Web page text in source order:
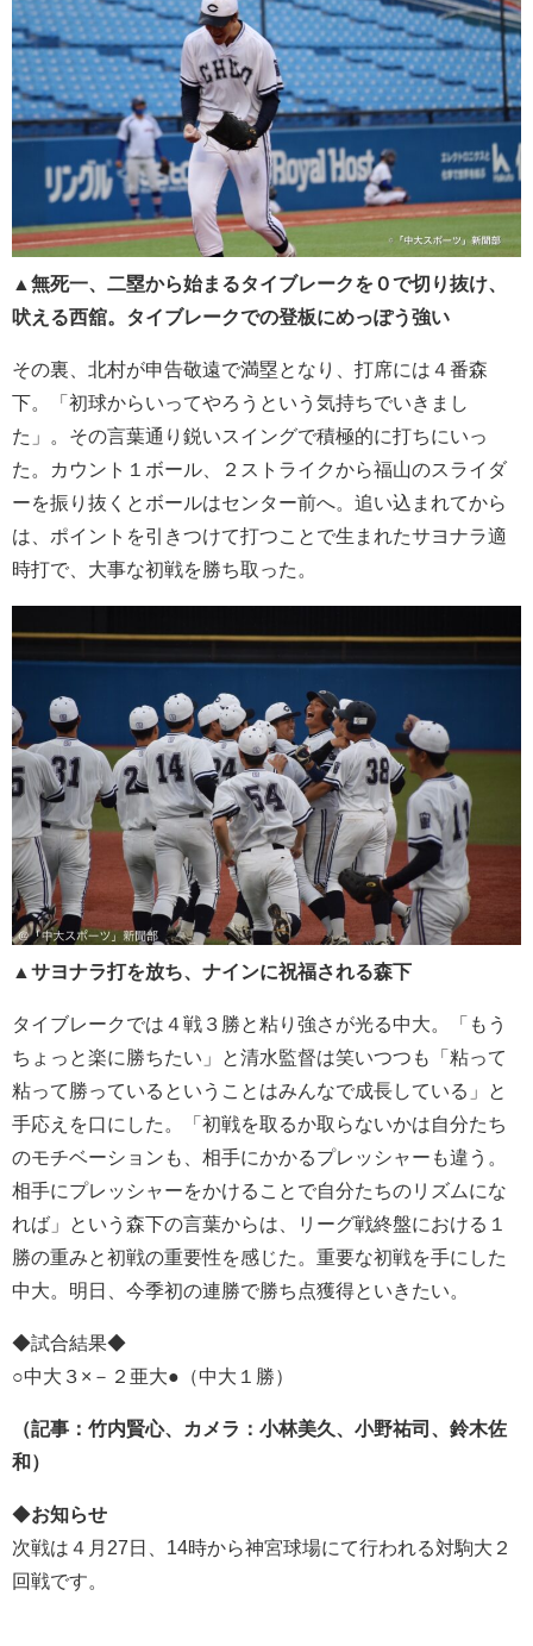
▲ 無死一、二塁から始まるタイブレークを０で切り抜け、
吠える西舘。タイブレークでの登板にめっぽう強い
その裏、北村が申告敬遠で満塁となり、打席には４番森
下。「初球からいってやろうという気持ちでいきまし
た」。その言葉通り鋭いスイングで積極的に打ちにいっ
た。カウント１ボール、２ストライクから福山のスライダ
ーを振り抜くとボールはセンター前へ。追い込まれてから
は、ポイントを引きつけて打つことで生まれたサヨナラ適
時打で、大事な初戦を勝ち取った。
▲ サヨナラ打を放ち、ナインに祝福される森下
タイブレークでは４戦３勝と粘り強さが光る中大。「もう
ちょっと楽に勝ちたい」と清水監督は笑いつつも「粘って
粘って勝っているということはみんなで成長している」と
手応えを口にした。「初戦を取るか取らないかは自分たち
のモチベーションも、相手にかかるプレッシャーも違う。
相手にプレッシャーをかけることで自分たちのリズムにな
れば」という森下の言葉からは、リーグ戦終盤における１
勝の重みと初戦の重要性を感じた。重要な初戦を手にした
中大。明日、今季初の連勝で勝ち点獲得といきたい。
◆試合結果◆
○中大３×－２亜大●（中大１勝）
（記事：竹内賢心、カメラ：小林美久、小野祐司、鈴木佐
和）
◆お知らせ
次戦は４月27日、14時から神宮球場にて行われる対駒大２
回戦です。